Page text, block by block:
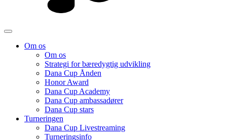
Om os
Om os
Strategi for bæredygtig udvikling
Dana Cup Ånden
Honor Award
Dana Cup Academy
Dana Cup ambassadører
Dana Cup stars
Turneringen
Dana Cup Livestreaming
Turneringsinfo